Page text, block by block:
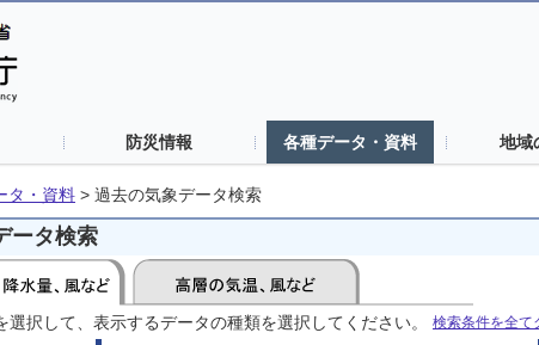
防災情報 各種データ・資料 地域
タ・資料 > 過去の気象データ検索
ータ検索
選択して、表示するデータの種類を選択してください。 検索条件を全て